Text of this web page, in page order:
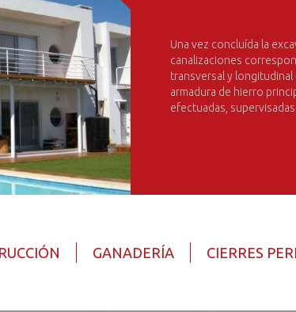
Una vez concluída la
canalizaciones
transversal y longitudinal
armadura de hierro
efectuadas,
GANADERÍA CIERRES